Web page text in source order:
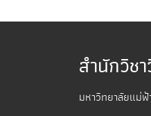
สำนักวิช
มหาวิทยาลัยแม่ฟ้